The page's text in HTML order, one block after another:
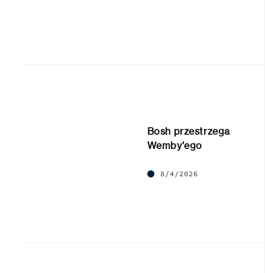
Bosh przestrzega
Wemby’ego
8/4/2026